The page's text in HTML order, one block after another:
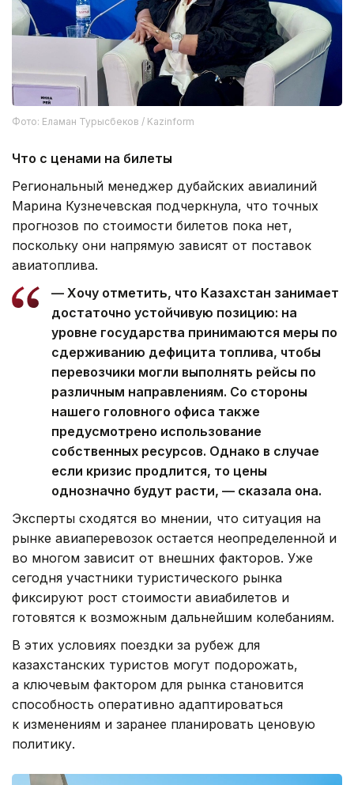
Фото: Еламан Турысбеков / Kazinform
Что с ценами на билеты
Региональный менеджер дубайских авиалиний
Марина Кузнечевская подчеркнула, что точных
прогнозов по стоимости билетов пока нет,
поскольку они напрямую зависят от поставок
авиатоплива.
— Хочу отметить, что Казахстан занимает
достаточно устойчивую позицию: на
уровне государства принимаются меры по
сдерживанию дефицита топлива, чтобы
перевозчики могли выполнять рейсы по
различным направлениям. Со стороны
нашего головного офиса также
предусмотрено использование
собственных ресурсов. Однако в случае
если кризис продлится, то цены
однозначно будут расти, — сказала она.
Эксперты сходятся во мнении, что ситуация на
рынке авиаперевозок остается неопределенной и
во многом зависит от внешних факторов. Уже
сегодня участники туристического рынка
фиксируют рост стоимости авиабилетов и
готовятся к возможным дальнейшим колебаниям.
В этих условиях поездки за рубеж для
казахстанских туристов могут подорожать,
а ключевым фактором для рынка становится
способность оперативно адаптироваться
к изменениям и заранее планировать ценовую
политику.